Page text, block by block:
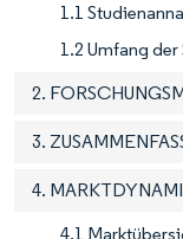
1.1
1.2 Umfang der
2.
3.
4.
4.1